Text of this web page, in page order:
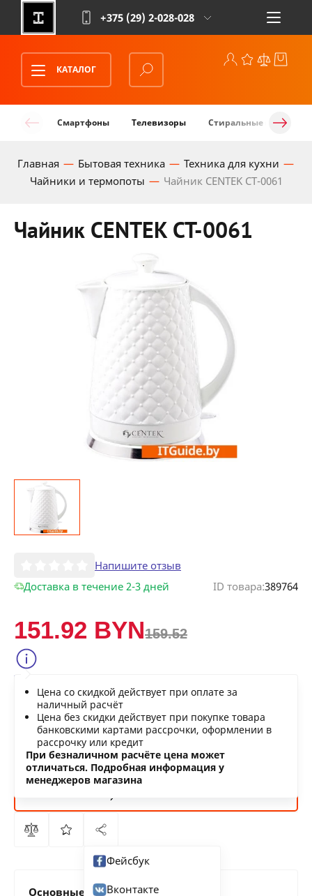
+375 (29) 2-028-028
КАТАЛОГ
Смартфоны Телевизоры Стиральные машины
Главная Бытовая техника
Техника для кухни
Чайники и термопоты
Чайник CENTEK CT-0061
Чайник CENTEK CT-0061
Напишите отзыв
Доставка в течение 2-3 дней
ID товара:389764
151.92 BYN159.52
Цена со скидкой действует при оплате за
наличный расчёт
Цена без скидки действует при покупке товара
банковскими картами рассрочки, оформлении в
рассрочку или кредит
При безналичном расчёте цена может
отличаться. Подробная информация у
менеджеров магазина
Нашли дешевле?
Фейсбук
Вконтакте
Основные характеристики